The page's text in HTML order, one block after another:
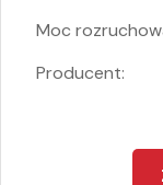
Moc
Producent: